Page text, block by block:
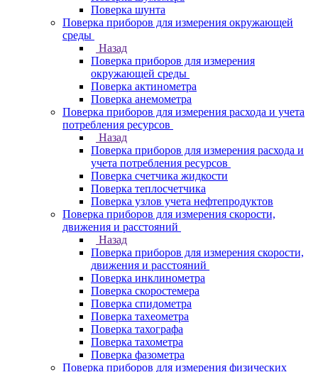
Поверка шунта
Поверка приборов для измерения окружающей
среды
Назад
Поверка приборов для измерения
окружающей среды
Поверка актинометра
Поверка анемометра
Поверка приборов для измерения расхода и учета
потребления ресурсов
Назад
Поверка приборов для измерения расхода и
учета потребления ресурсов
Поверка счетчика жидкости
Поверка теплосчетчика
Поверка узлов учета нефтепродуктов
Поверка приборов для измерения скорости,
движения и расстояний
Назад
Поверка приборов для измерения скорости,
движения и расстояний
Поверка инклинометра
Поверка скоростемера
Поверка спидометра
Поверка тахеометра
Поверка тахографа
Поверка тахометра
Поверка фазометра
Поверка приборов для измерения физических